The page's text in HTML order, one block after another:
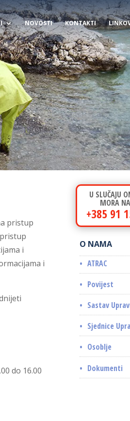
NOVOSTI KONTAKTI
pristup
i
i
do 16.00
U SLUČAJU
MORA
+385 91
O NAMA
ATRAC
Povijest
Sastav
Sjednice
Osoblje
Dokumenti